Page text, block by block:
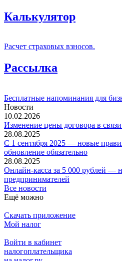
Калькулятор
Расчет страховых взносов.
Рассылка
Бесплатные напоминания для
Новости
10.02.2026
Изменение цены договора в
28.08.2025
С 1 сентября 2025 — новые
обновление обязательно
28.08.2025
Онлайн-касса за 5 000 рублей —
предпринимателей
Все новости
Ещё можно
Скачать приложение
Мой налог
Войти в кабинет
налогоплательщика